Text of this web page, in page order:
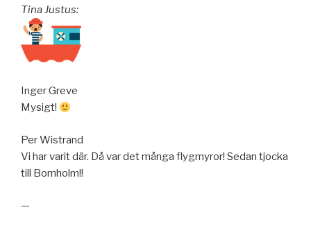
Tina Justus:
Inger Greve
Mysigt!
Per Wistrand
Vi har varit där. Då var det många flygmyror! Sedan tjocka
till Bornholm!!
—